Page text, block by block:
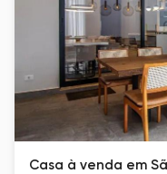
Casa à venda em